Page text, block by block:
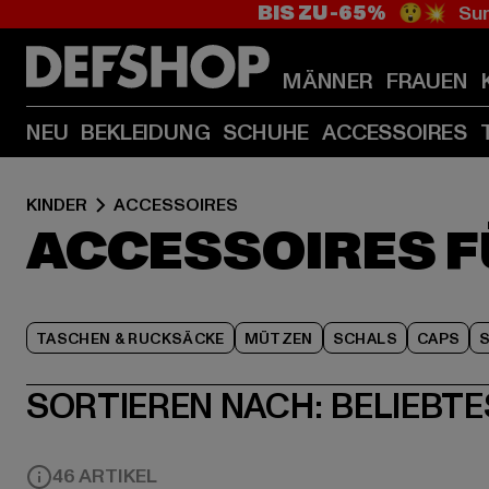
BIS ZU -65% 😲💥
MÄNNER FRAUEN
NEU BEKLEIDUNG SCHUHE ACCESSOIRES
KINDER ACCESSOIRES
ACCESSOIRES
TASCHEN & RUCKSÄCKE MÜTZEN SCHALS CAPS
SORTIEREN NACH:
46 ARTIKEL